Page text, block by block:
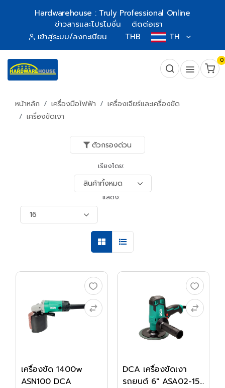
Hardwarehouse : Truly Professional Online
ข่าวสารและโปรโมชั่น
ติดต่อเรา
เข้าสู่ระบบ/ลงทะเบียน
THB TH
0
หน้าหลัก เครื่องมือไฟฟ้า
เครื่องเจียร์และเครื่องขัด
เครื่องขัดเงา
ตัวกรองด่วน
เรียงโดย:
แสดง:
เครื่องขัด 1400w
ASN100 DCA
DCA เครื่องขัดเงา
รถยนต์ 6" ASA02-15...